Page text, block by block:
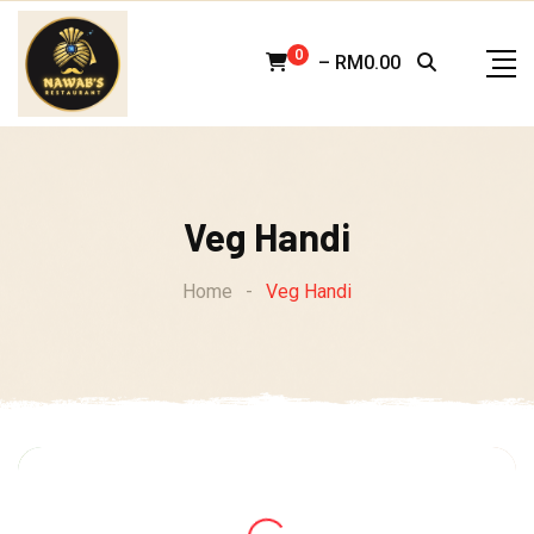
Skip
content
0 – RM 0.00
Veg Handi
Home - Veg Handi